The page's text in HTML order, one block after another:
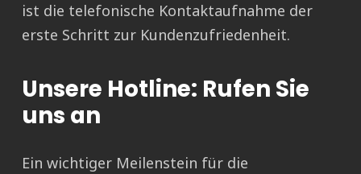
ist die telefonische Kontaktaufnahme der
erste Schritt zur Kundenzufriedenheit.
Unsere Hotline: Rufen Sie
uns an
Ein wichtiger Meilenstein für die